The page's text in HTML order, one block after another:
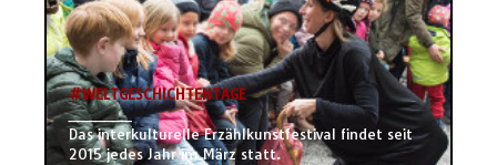
#WELTGESCHICHTENTAGE
_______
Das interkulturelle Erzählkunstfestival findet seit
2015 jedes Jahr im März statt.